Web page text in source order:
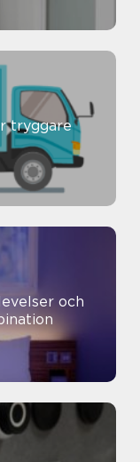
tryggare